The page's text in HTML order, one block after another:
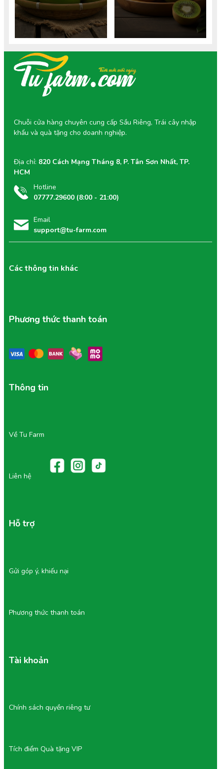
cân. Tìm hiểu giá trị dinh
xiêm chuẩn VietGAP tốt cho
mẹ và thai nhi.
Hotline
07777.29600 (8:00 - 21:00)
Email
support@tu-farm.com
Các thông tin khác
Chuỗi cửa hàng chuyên cung cấp Sầu Riêng, Trái cây nhập
khẩu và quà tặng cho doanh nghiệp.
Địa chỉ: 820 Cách Mạng Tháng 8, P. Tân Sơn Nhất, TP.
HCM
Phương thức thanh toán
Thông tin
Về Tu Farm
Liên hệ
Hỗ trợ
Tích điểm Quà tặng VIP
Chính sách quyền riêng tư
Tài khoản
Phương thức thanh toán
Gửi góp ý, khiếu nại